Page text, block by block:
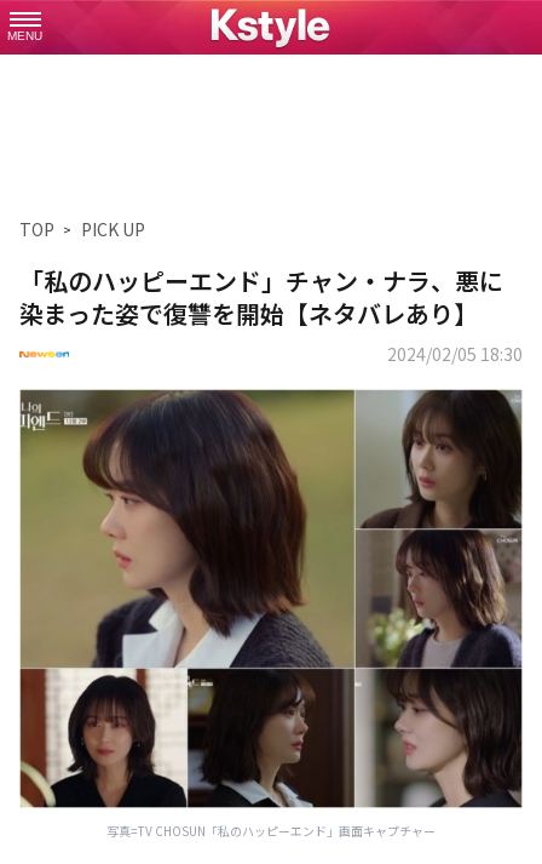
MENU
TOP PICK UP
「私のハッピーエンド」チャン・ナラ、悪に
染まった姿で復讐を開始【ネタバレあり】
2024/02/05 18:30
写真=TV CHOSUN「私のハッピーエンド」画面キャプチャー